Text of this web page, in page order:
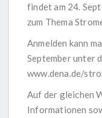
findet am 24.
zum Thema
Anmelden kann
September unter
www.dena.de/
Auf der gleichen
Informationen